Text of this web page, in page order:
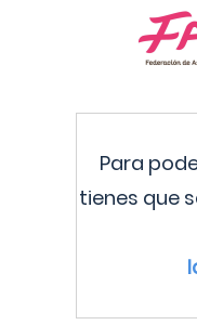
Para
tienes que